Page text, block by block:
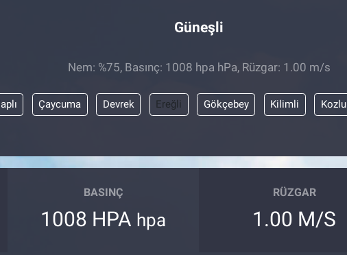
Güneşli
Nem: %75, Basınç: 1008 hpa hPa, Rüzgar: 1.00 m/s
Çaycuma Devrek Ereğli Gökçebey Kilimli Kozlu
BASINÇ
1008 HPA hpa
RÜZGAR
1.00 M/S